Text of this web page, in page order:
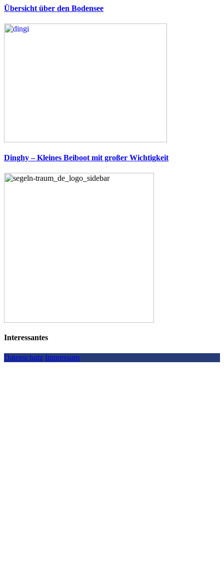
Übersicht über den Bodensee
Dinghy – Kleines Beiboot mit großer Wichtigkeit
Interessantes
Datenschutz Impressum